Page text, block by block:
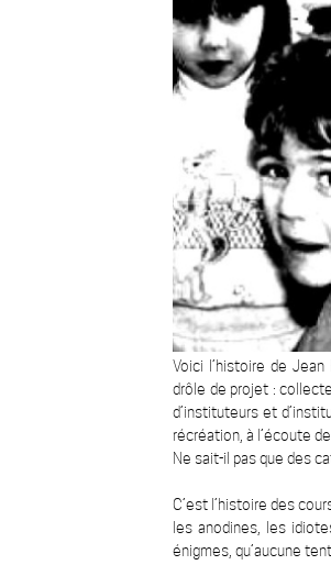
Voici l’histoire de
drôle de projet :
d’instituteurs et
récréation, à l’écoute
Ne sait-il pas que des
C’est l’histoire des
les anodines, les
énigmes, qu’aucune